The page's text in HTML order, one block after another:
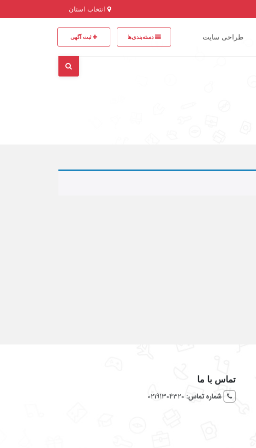
طراحی سایت دسته‌بندی‌ها ثبت آگهی
تماس با ما
شماره تماس: 02191304320